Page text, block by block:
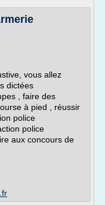
vous allez
dictées
, faire des
à pied , réussir
police
police
aux concours de